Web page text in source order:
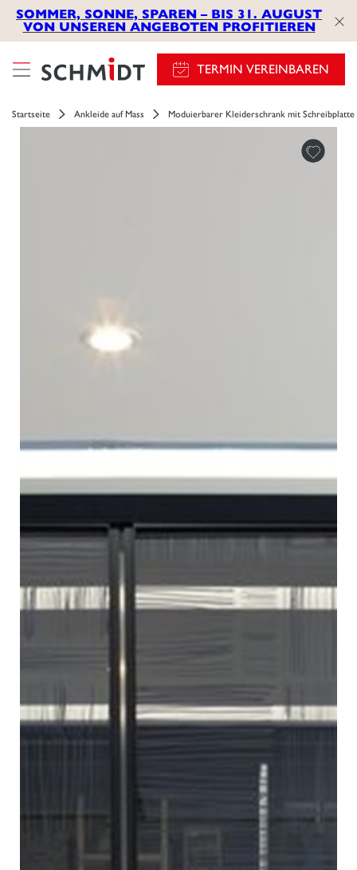
SOMMER, SONNE, SPAREN – BIS 31. AUGUST
VON UNSEREN ANGEBOTEN PROFITIEREN
TERMIN VEREINBAREN
Startseite Ankleide auf Mass Moduierbarer Kleiderschrank mit Schreibplatte